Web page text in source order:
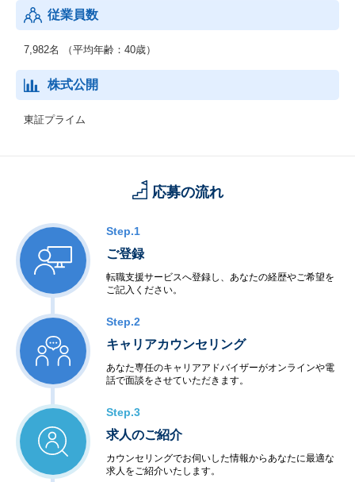
従業員数
7,982名 （平均年齢：40歳）
株式公開
東証プライム
応募の流れ
Step.1
ご登録
転職支援サービスへ登録し、あなたの経歴やご希望を
ご記入ください。
Step.2
キャリアカウンセリング
あなた専任のキャリアアドバイザーがオンラインや電
話で面談をさせていただきます。
Step.3
求人のご紹介
カウンセリングでお伺いした情報からあなたに最適な
求人をご紹介いたします。